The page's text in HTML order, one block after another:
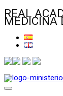
REAL
MEDICINA